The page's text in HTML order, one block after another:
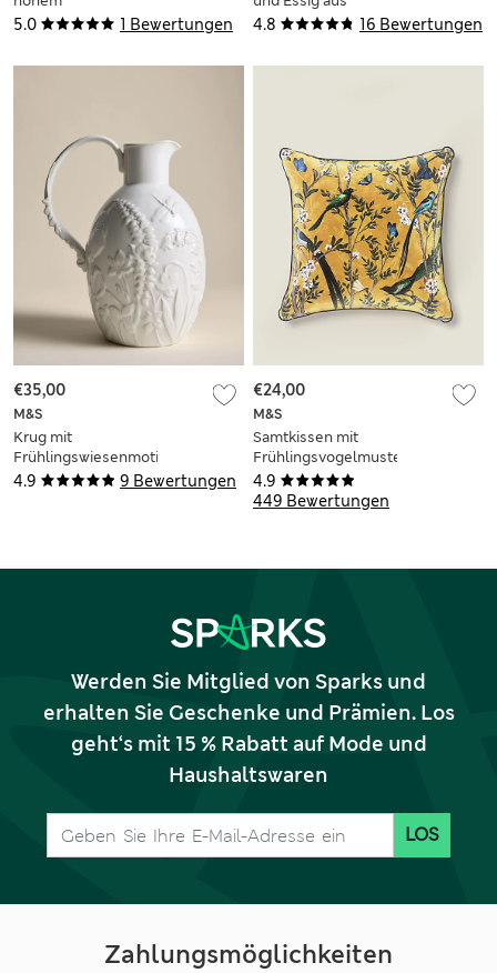
5.0 1 Bewertungen
Baumwollanteil und
4.8 16 Bewertungen
Keramik
4.9 9 Bewertungen
M&S
Krug mit
Frühlingswiesenmotiv
€35,00
4.9
449 Bewertungen
M&S
Samtkissen mit
Frühlingsvogelmuster
€24,00
Werden Sie Mitglied von Sparks und
erhalten Sie Geschenke und Prämien. Los
geht‘s mit 15 % Rabatt auf Mode und
Haushaltswaren
LOS
Zahlungsmöglichkeiten